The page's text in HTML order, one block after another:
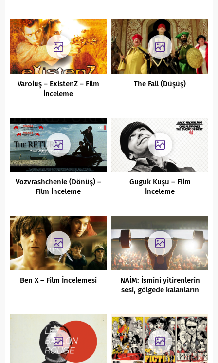
Varoluş – ExistenZ – Film
İnceleme
The Fall (Düşüş)
Vozvrashchenie (Dönüş) –
Film İnceleme
Guguk Kuşu – Film
İnceleme
Ben X – Film İncelemesi
NAİM: İsmini yitirenlerin
sesi, gölgede kalanların